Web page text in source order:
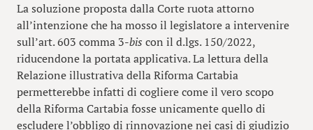
La soluzione proposta dalla Corte ruota attorno
all’intenzione che ha mosso il legislatore a intervenire
sull’art. 603 comma 3-bis con il d.lgs. 150/2022,
riducendone la portata applicativa. La lettura della
Relazione illustrativa della Riforma Cartabia
permetterebbe infatti di cogliere come il vero scopo
della Riforma Cartabia fosse unicamente quello di
escludere l’obbligo di rinnovazione nei casi di giudizio